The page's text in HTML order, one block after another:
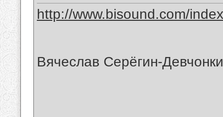
http://www.bisound.com/
Вячеслав Серёгин-